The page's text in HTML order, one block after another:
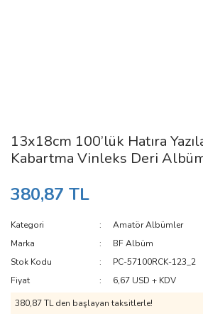
13x18cm 100’lük Hatıra
Kabartma Vinleks Deri
380,87 TL
Kategori
Amatör Albümler
Marka
BF Albüm
Stok Kodu
PC-57100RCK-123_2
Fiyat
6,67 USD + KDV
380,87 TL den başlayan taksitlerle!